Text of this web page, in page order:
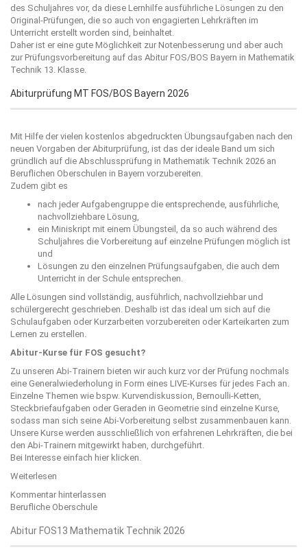
des Schuljahres vor, da diese Lernhilfe ausführliche Lösungen zu den
Original-Prüfungen, die so auch von engagierten Lehrkräften im
Unterricht erstellt worden sind, beinhaltet.
Daher ist er eine gute Möglichkeit zur Notenbesserung und aber auch
zur Prüfungsvorbereitung auf das Abitur FOS/BOS Bayern in Mathematik
Technik 13. Klasse.
Abiturprüfung MT FOS/BOS Bayern 2026
Mit Hilfe der vielen kostenlos abgedruckten Übungsaufgaben nach den
neuen Vorgaben der Abiturprüfung, ist das der ideale Band um sich
gründlich auf die Abschlussprüfung in Mathematik Technik 2026 an
Beruflichen Oberschulen in Bayern vorzubereiten.
Zudem gibt es
nach jeder Aufgabengruppe die entsprechende, ausführliche,
nachvollziehbare Lösung,
ein Miniskript mit einem Übungsteil, da so auch während des
Schuljahres die Vorbereitung auf einzelne Prüfungen möglich ist
und
Lösungen zu den einzelnen Prüfungsaufgaben, die auch dem
Unterricht in der Schule entsprechen.
Alle Lösungen sind vollständig, ausführlich, nachvollziehbar und
schülergerecht geschrieben. Deshalb ist das ideal um sich auf die
Schulaufgaben oder Kurzarbeiten vorzubereiten oder Karteikarten zum
Lernen zu erstellen.
Abitur-Kurse für FOS gesucht?
Zu unseren Abi-Trainern bieten wir auch kurz vor der Prüfung nochmals
eine Generalwiederholung in Form eines LIVE-Kurses für jedes Fach an.
Einzelne Themen wie bspw. Kurvendiskussion, Bernoulli-Ketten,
Steckbriefaufgaben oder Geraden in Geometrie sind einzelne Kurse,
sodass man sich seine Abi-Vorbereitung selbst zusammenbauen kann.
Unsere Kurse werden ausschließlich von erfahrenen Lehrkräften, die bei
den Abi-Trainern mitgewirkt haben, durchgeführt.
Bei Interesse einfach hier klicken.
Weiterlesen
Kommentar hinterlassen
Berufliche Oberschule
Abitur FOS13 Mathematik Technik 2026